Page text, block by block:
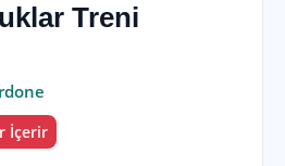
Treni
İçerir